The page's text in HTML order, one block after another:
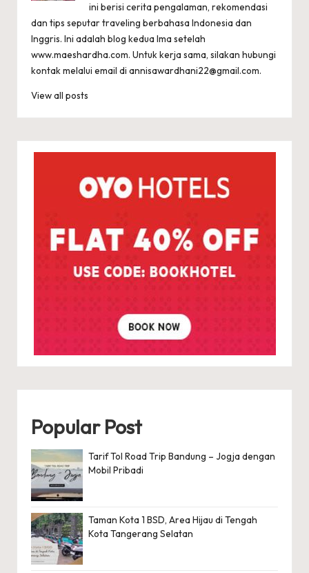
ini berisi cerita pengalaman, rekomendasi
dan tips seputar traveling berbahasa Indonesia dan
Inggris. Ini adalah blog kedua Ima setelah
www.maeshardha.com. Untuk kerja sama, silakan hubungi
kontak melalui email di annisawardhani22@gmail.com.
View all posts
Popular Post
Tarif Tol Road Trip Bandung – Jogja dengan
Mobil Pribadi
Taman Kota 1 BSD, Area Hijau di Tengah
Kota Tangerang Selatan